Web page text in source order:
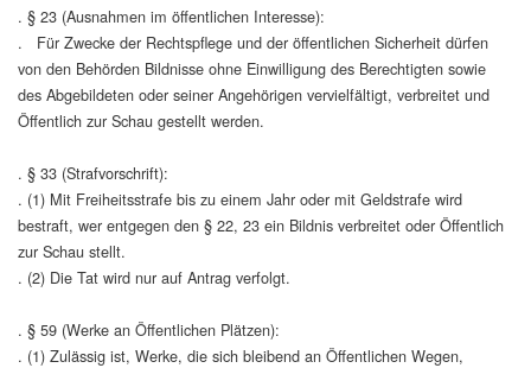
. § 23 (Ausnahmen im öffentlichen Interesse):
. Für Zwecke der Rechtspflege und der öffentlichen Sicherheit dürfen
von den Behörden Bildnisse ohne Einwilligung des Berechtigten sowie
des Abgebildeten oder seiner Angehörigen vervielfältigt, verbreitet und
Öffentlich zur Schau gestellt werden.
. § 33 (Strafvorschrift):
. (1) Mit Freiheitsstrafe bis zu einem Jahr oder mit Geldstrafe wird
bestraft, wer entgegen den § 22, 23 ein Bildnis verbreitet oder Öffentlich
zur Schau stellt.
. (2) Die Tat wird nur auf Antrag verfolgt.
. § 59 (Werke an Öffentlichen Plätzen):
. (1) Zulässig ist, Werke, die sich bleibend an Öffentlichen Wegen,